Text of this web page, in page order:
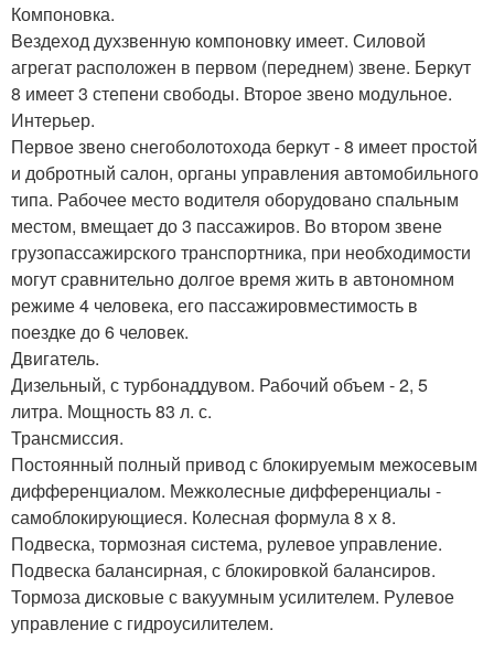
Компоновка.
Вездеход духзвенную компоновку имеет. Силовой
агрегат расположен в первом (переднем) звене. Беркут
8 имеет 3 степени свободы. Второе звено модульное.
Интерьер.
Первое звено снегоболотохода беркут - 8 имеет простой
и добротный салон, органы управления автомобильного
типа. Рабочее место водителя оборудовано спальным
местом, вмещает до 3 пассажиров. Во втором звене
грузопассажирского транспортника, при необходимости
могут сравнительно долгое время жить в автономном
режиме 4 человека, его пассажировместимость в
поездке до 6 человек.
Двигатель.
Дизельный, с турбонаддувом. Рабочий объем - 2, 5
литра. Мощность 83 л. с.
Трансмиссия.
Постоянный полный привод с блокируемым межосевым
дифференциалом. Межколесные дифференциалы -
самоблокирующиеся. Колесная формула 8 х 8.
Подвеска, тормозная система, рулевое управление.
Подвеска балансирная, с блокировкой балансиров.
Тормоза дисковые с вакуумным усилителем. Рулевое
управление с гидроусилителем.